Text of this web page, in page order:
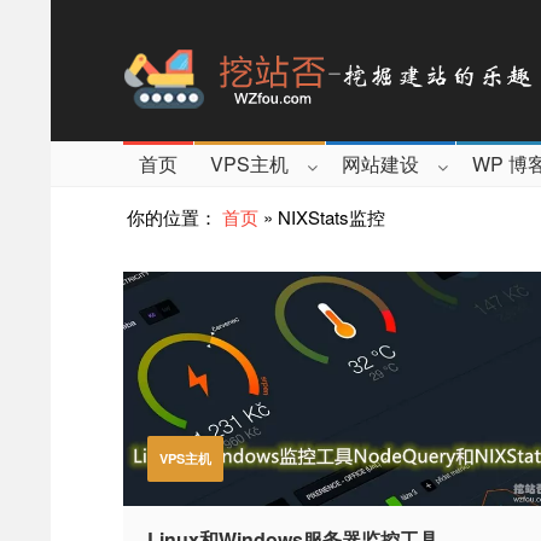
首页 VPS主机 网站建设 WP 博
你的位置： 首页 » NIXStats监控
VPS主机